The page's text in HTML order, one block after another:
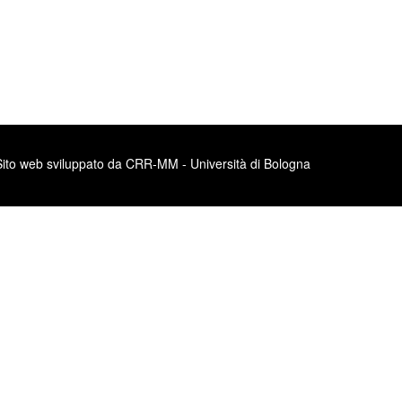
web sviluppato da CRR-MM - Università di Bologna